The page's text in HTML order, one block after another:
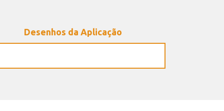
Desenhos da Aplicação